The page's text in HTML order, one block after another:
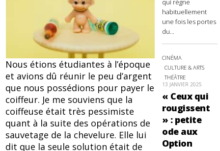
Nous étions étudiantes à l’époque
et avions dû réunir le peu d’argent
que nous possédions pour payer le
coiffeur. Je me souviens que la
coiffeuse était très pessimiste
quant à la suite des opérations de
sauvetage de la chevelure. Elle lui
dit que la seule solution était de
qui règne
habituellement
une fois les portes
du...
CINÉMA
CULTURE & ARTS
THÉÂTRE
13 JANVIER 2025
« Ceux qui
rougissent
» : petite
ode aux
Option